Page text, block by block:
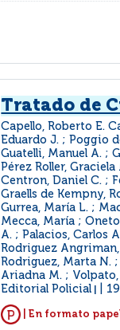
Tratado de
Capello, Roberto E.
Eduardo J. ; Poggio
Guatelli, Manuel A. ;
Pérez Roller,
Centron, Daniel C. ;
Graells de Kempny,
Gurrea, María L. ;
Mecca, María ;
A. ; Palacios, Carlos
Rodriguez
Rodriguez, Marta N.
Ariadna M. ; Volpato,
Editorial Policial
| En formato